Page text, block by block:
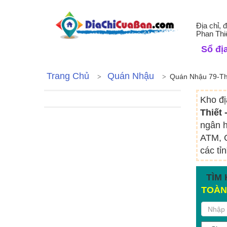
Địa chỉ,
Phan
Sổ
Trang Chủ Quán Nhậu Quán Nhậu 79-
Kho
Thiết
ngân
ATM,
các
TÌM